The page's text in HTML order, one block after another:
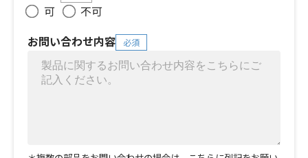
可
不可
お問い合わせ内容
必須